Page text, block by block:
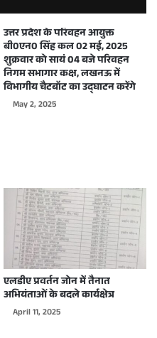
उत्तर प्रदेश के परिवहन आयुक्त
बी0एन0 सिंह कल 02 मई, 2025
शुक्रवार को सायं 04 बजे परिवहन
निगम सभागार कक्ष, लखनऊ में
विभागीय चैटबॉट का उद्घाटन करेंगे
May 2, 2025
एलडीए प्रवर्तन जोन में तैनात
अभियंताओं के बदले कार्यक्षेत्र
April 11, 2025